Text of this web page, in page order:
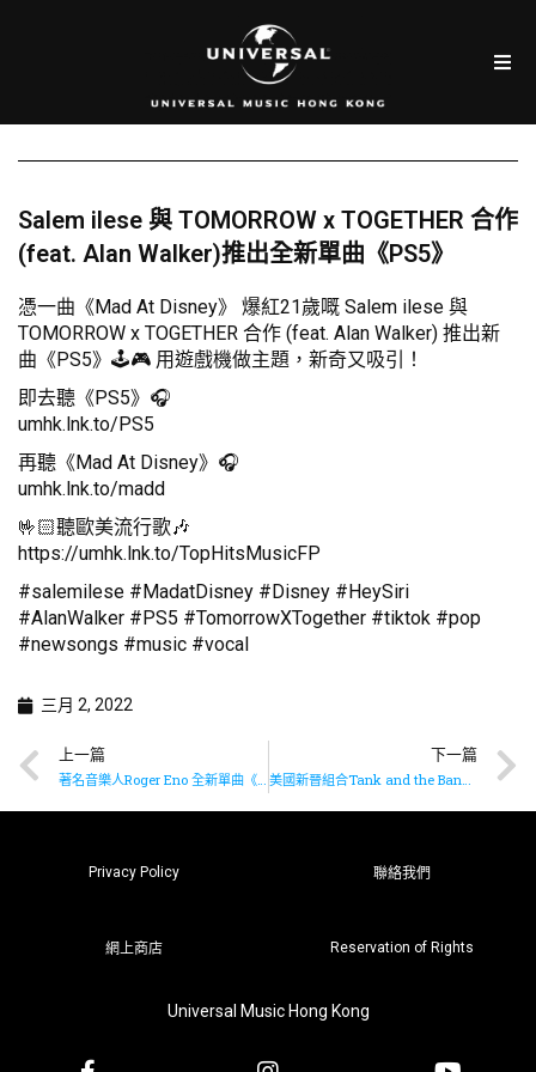
Salem ilese 與 TOMORROW x TOGETHER 合作
(feat. Alan Walker)推出全新單曲《PS5》
憑一曲《Mad At Disney》 爆紅21歲嘅 Salem ilese 與
TOMORROW x TOGETHER 合作 (feat. Alan Walker) 推出新
曲《PS5》🕹️🎮 用遊戲機做主題，新奇又吸引！
即去聽《PS5》🎧
umhk.lnk.to/PS5
再聽《Mad At Disney》🎧
umhk.lnk.to/madd
🤟🏻聽歐美流行歌🎶
https://umhk.lnk.to/TopHitsMusicFP
#salemilese #MadatDisney #Disney #HeySiri
#AlanWalker #PS5 #TomorrowXTogether #tiktok #pop
#newsongs #music #vocal
三月 2, 2022
上一篇
著名音樂人Roger Eno 全新單曲《A Place We Once Walked》現已推出
下一篇
美國新晉組合Tank and the Bangas推出全新單曲《Stolen Fruit》
Privacy Policy 聯絡我們
網上商店 Reservation of Rights
Universal Music Hong Kong